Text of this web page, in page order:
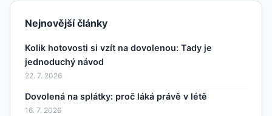
Nejnovější články
Kolik hotovosti si vzít na dovolenou: Tady je
jednoduchý návod
22. 7. 2026
Dovolená na splátky: proč láká právě v létě
16. 7. 2026